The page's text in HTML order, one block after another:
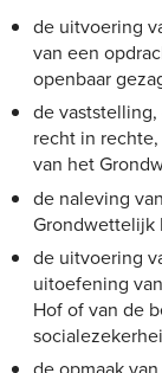
de uitvoering
van een
openbaar
de
recht in
van het
de naleving
Grondwettelijk
de uitvoering
uitoefening
Hof of van de